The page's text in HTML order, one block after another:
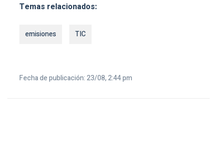
Temas relacionados:
emisiones TIC
Fecha de publicación: 23/08, 2:44 pm